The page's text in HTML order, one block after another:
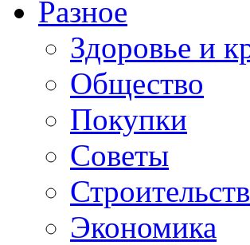
Разное
Здоровье и
Общество
Покупки
Советы
Экономика